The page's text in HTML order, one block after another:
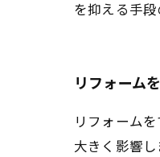
を抑える手
リフォーム
リフォーム
大きく影響